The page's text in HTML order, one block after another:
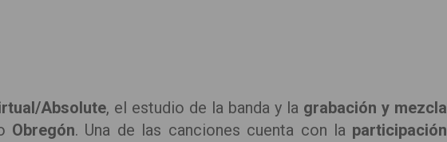
Absolute, el estudio de la banda y la grabación y mezcla
Obregón. Una de las canciones cuenta con la participación